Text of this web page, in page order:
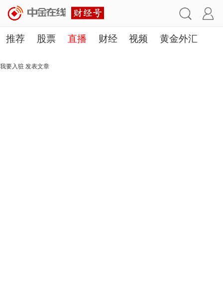
推荐 股票 直播 财经 视频 黄金外汇
理财 行业
我要入驻 发表文章